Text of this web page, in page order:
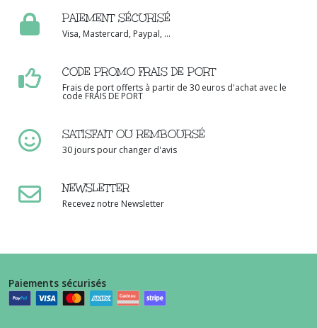
PAIEMENT SÉCURISÉ
Visa, Mastercard, Paypal, ...
CODE PROMO FRAIS DE PORT
Frais de port offerts à partir de 30 euros d'achat avec le
code FRAIS DE PORT
SATISFAIT OU REMBOURSÉ
30 jours pour changer d'avis
NEWSLETTER
Recevez notre Newsletter
Paiements sécurisés